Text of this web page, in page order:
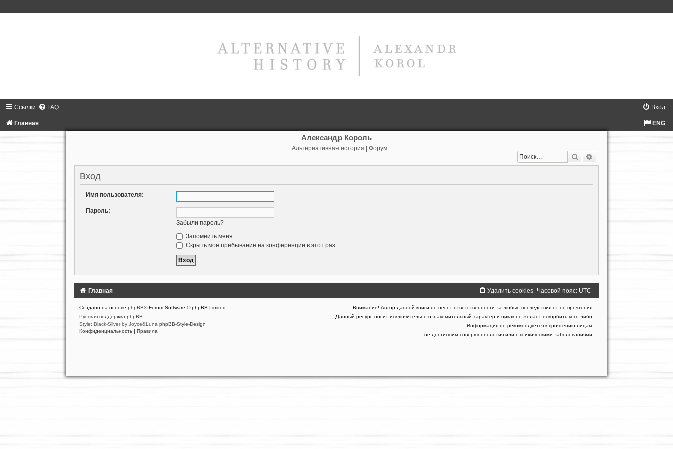
Ссылки FAQ Вход
Главная ENG
Александр Король
Альтернативная история | Форум
Поиск
Вход
Имя пользователя:
Пароль:
Забыли пароль?
Запомнить меня
Скрыть моё пребывание на конференции в этот раз
Главная Часовой пояс: UTC
Удалить cookies
Внимание! Автор данной книги не несет ответственности за любые последствия от ее прочтения.
Данный ресурс носит исключительно ознакомительный характер и никак не желает оскорбить кого-либо.
Информация не рекомендуется к прочтению лицам,
не достигшим совершеннолетия или с психическими заболеваниями.
Создано на основе phpBB® Forum Software © phpBB Limited
Русская поддержка phpBB
Style: Black-Silver by Joyce&Luna phpBB-Style-Design
Конфиденциальность | Правила